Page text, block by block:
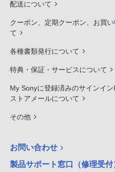
配送について
クーポン、定期クーポン、お買
て
各種書類発行について
特典・保証・サービスについて
My Sonyに登録済みのサインイン
ストアメールについて
その他
お問い合わせ
製品サポート窓口（修理受付